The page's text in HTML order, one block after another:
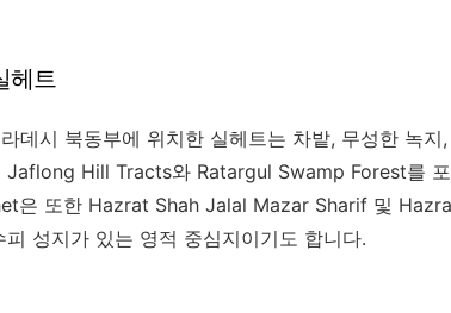
헤트
데시 북동부에 위치한 실헤트는 차밭, 무성한 녹
Jaflong Hill Tracts와 Ratargul Swamp Forest를
은 또한 Hazrat Shah Jalal Mazar Sharif 및
피 성지가 있는 영적 중심지이기도 합니다.